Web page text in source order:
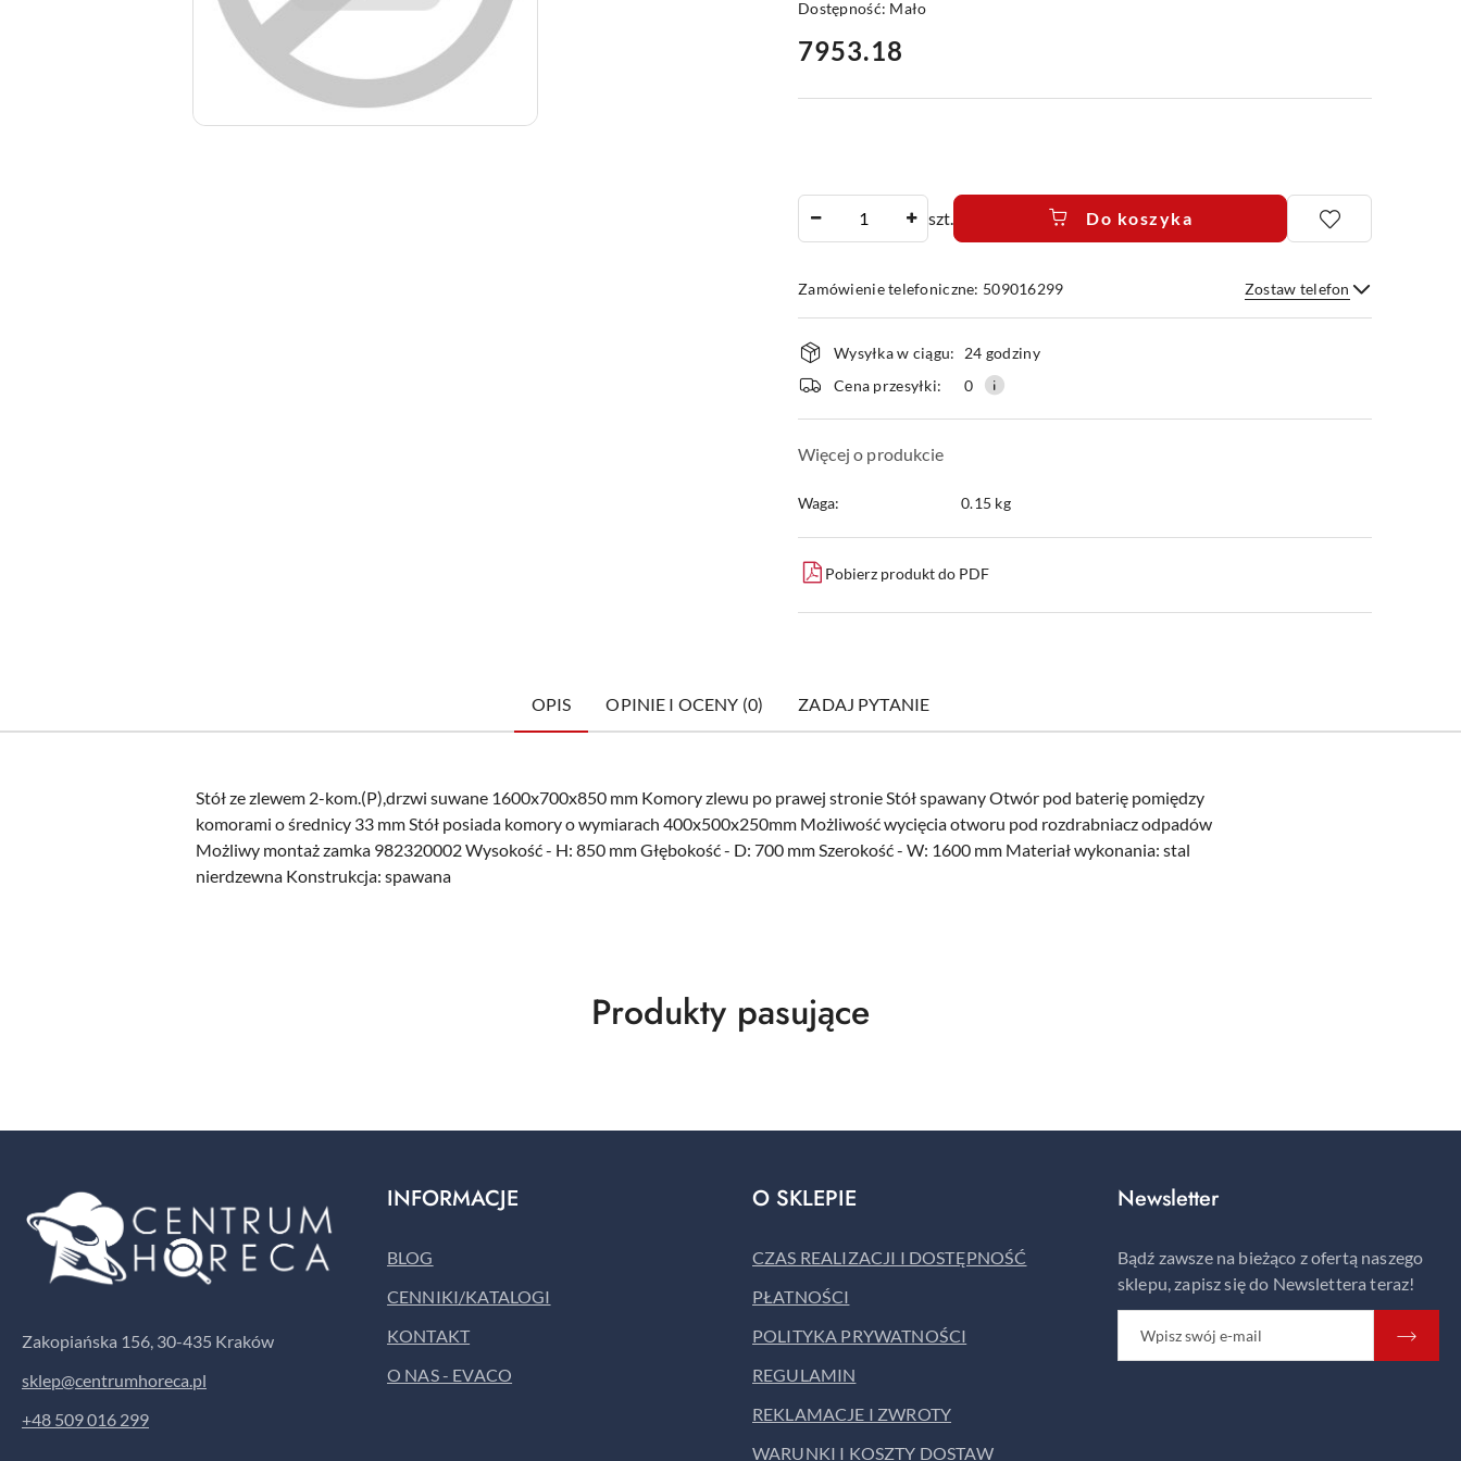
Dostępność: Mało
cena:
7953.18
szt. Do koszyka
Zamówienie telefoniczne: 509016299 Zostaw telefon
Wyślij
Dostępność
i
dostawa
Wysyłka w ciągu:
24 godziny
Cena przesyłki:
0
Więcej o produkcie
Waga: 0.15 kg
Pobierz produkt do PDF
OPIS OPINIE I OCENY (0) ZADAJ PYTANIE
Stół ze zlewem 2-kom.(P),drzwi suwane 1600x700x850 mm Komory zlewu po prawej stronie Stół spawany Otwór pod baterię pomiędzy
komorami o średnicy 33 mm Stół posiada komory o wymiarach 400x500x250mm Możliwość wycięcia otworu pod rozdrabniacz odpadów
Możliwy montaż zamka 982320002 Wysokość - H: 850 mm Głębokość - D: 700 mm Szerokość - W: 1600 mm Materiał wykonania: stal
nierdzewna Konstrukcja: spawana
Produkty
Produkty pasujące
Zakopiańska 156, 30-435 Kraków
sklep@centrumhoreca.pl
+48 509 016 299
INFORMACJE
BLOG
CENNIKI/KATALOGI
KONTAKT
O NAS - EVACO
O SKLEPIE
CZAS REALIZACJI I DOSTĘPNOŚĆ
PŁATNOŚCI
POLITYKA PRYWATNOŚCI
REGULAMIN
REKLAMACJE I ZWROTY
WARUNKI I KOSZTY DOSTAW
Newsletter
Bądź zawsze na bieżąco z ofertą naszego
sklepu, zapisz się do Newslettera teraz!